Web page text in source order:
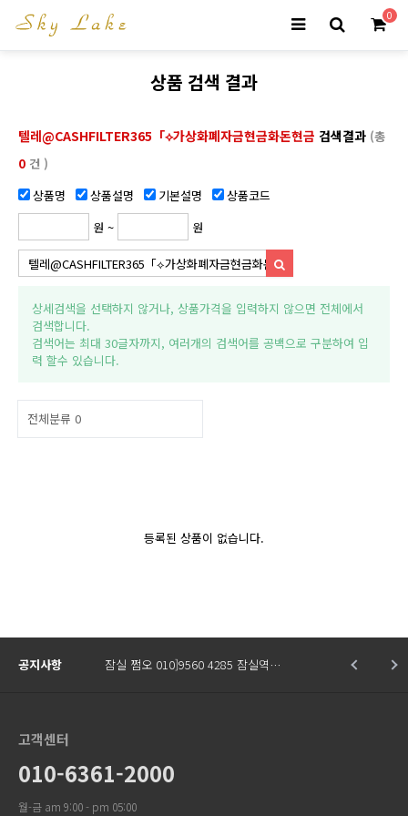
0
상품 검색 결과
텔레@CASHFILTER365「⟡가상화폐자금현금화돈현금 검색결과 (총
0 건 )
상품명
상품설명 기본설명
상품코드
원 ~
원
상세검색을 선택하지 않거나, 상품가격을 입력하지 않으면 전체에서
검색합니다.
검색어는 최대 30글자까지, 여러개의 검색어를 공백으로 구분하여 입
력 할수 있습니다.
전체분류 0
등록된 상품이 없습니다.
공지사항 잠실 쩜오 010]9560 4285 잠실역…
고객센터
010-6361-2000
월-금 am 9:00 - pm 05:00